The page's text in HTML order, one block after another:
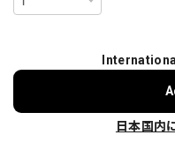
日本国内